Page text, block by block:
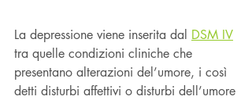
La depressione viene inserita dal DSM IV
tra quelle condizioni cliniche che
presentano alterazioni del’umore, i così
detti disturbi affettivi o disturbi dell’umore